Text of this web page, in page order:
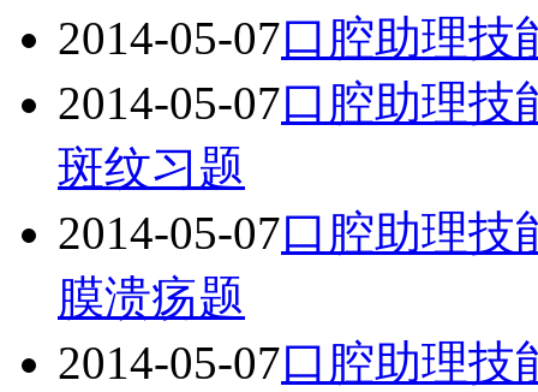
2014-05-07口腔助理技
2014-05-07口腔助理技
斑纹习题
2014-05-07口腔助理技
膜溃疡题
2014-05-07口腔助理技